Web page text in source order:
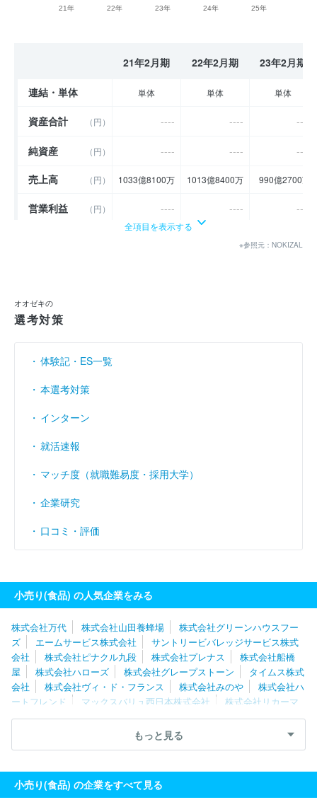
21年 22年 23年 24年 25年
21年2月期 22年2月期 23年2月期
連結・単体 単体 単体 単体
資産合計 （円） ---- ---- ----
純資産 （円） ---- ----
----
売上高
（円） 1033億8100万 1013億8400万 990億2700万
営業利益 （円） ---- ---- ----
利益余剰金
売上伸び率
営業利益率 （％）
経常利益率 （％）
全項目を表示する
※参照元：NOKIZAL
オオゼキの
選考対策
体験記・ES一覧
本選考対策
インターン
就活速報
マッチ度（就職難易度・採用大学）
企業研究
口コミ・評価
小売り(食品) の人気企業をみる
株式会社万代 株式会社山田養蜂場
株式会社グリーンハウスフー
ズ
エームサービス株式会社
サントリービバレッジサービス株式
会社
株式会社ピナクル九段 株式会社プレナス
株式会社船橋
屋
株式会社ハローズ 株式会社グレープストーン
タイムス株式
会社
株式会社ヴィ・ド・フランス 株式会社みのや
株式会社ハ
ートフレンド
マックスバリュ西日本株式会社
株式会社リカーマ
ウンテン
スーパーサンシ株式会社 株式会社九州屋
株式会社マ
株式会社ハローデイ
株式会社レブニー
ズ
魚力
コンパスグループ・ジャパン株式会社（西洋フード）
株式
会社スーパーバリュー
もっと見る
小売り(食品) の企業をすべて見る